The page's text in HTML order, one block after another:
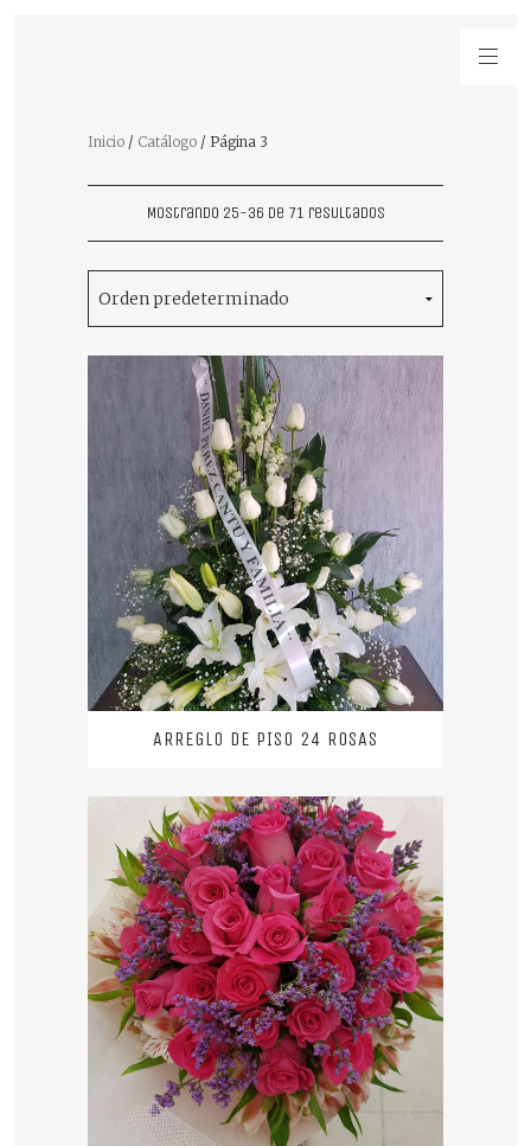
Inicio / Catálogo / Página 3
Mostrando 25-36 de 71 resultados
ARREGLO DE PISO 24 ROSAS